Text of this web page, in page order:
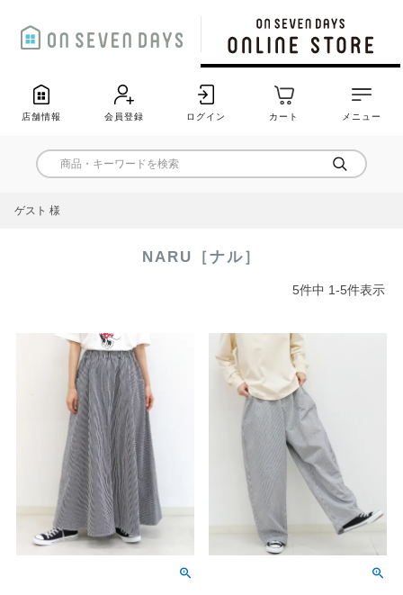
店舗情報 会員登録 ログイン カート メニュー
ゲスト 様
NARU［ナル］
5件中 1-5件表示